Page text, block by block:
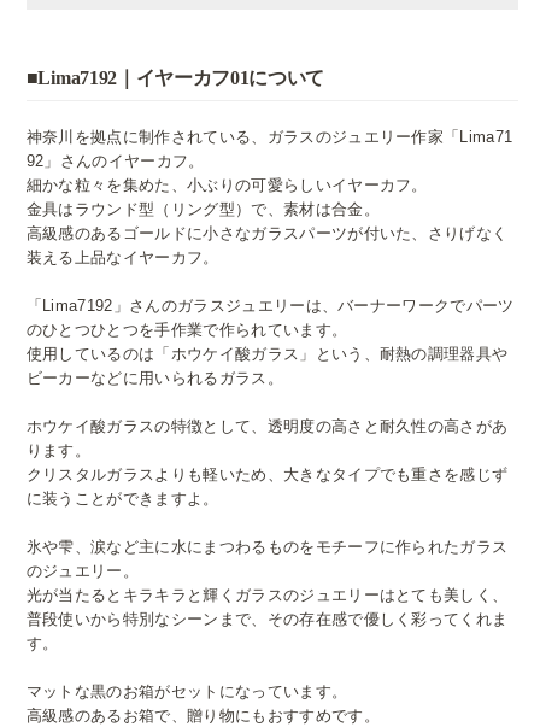
■Lima7192｜イヤーカフ01について
神奈川を拠点に制作されている、ガラスのジュエリー作家「Lima71
92」さんのイヤーカフ。
細かな粒々を集めた、小ぶりの可愛らしいイヤーカフ。
金具はラウンド型（リング型）で、素材は合金。
高級感のあるゴールドに小さなガラスパーツが付いた、さりげなく
装える上品なイヤーカフ。
「Lima7192」さんのガラスジュエリーは、バーナーワークでパーツ
のひとつひとつを手作業で作られています。
使用しているのは「ホウケイ酸ガラス」という、耐熱の調理器具や
ビーカーなどに用いられるガラス。
ホウケイ酸ガラスの特徴として、透明度の高さと耐久性の高さがあ
ります。
クリスタルガラスよりも軽いため、大きなタイプでも重さを感じず
に装うことができますよ。
氷や雫、涙など主に水にまつわるものをモチーフに作られたガラス
のジュエリー。
光が当たるとキラキラと輝くガラスのジュエリーはとても美しく、
普段使いから特別なシーンまで、その存在感で優しく彩ってくれま
す。
マットな黒のお箱がセットになっています。
高級感のあるお箱で、贈り物にもおすすめです。